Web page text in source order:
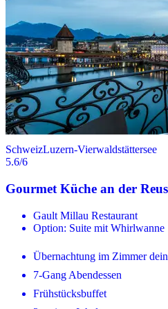
SchweizLuzern-Vierwaldstättersee
5.6/6
Gourmet Küche an der
Gault Millau Restaurant
Option: Suite mit Whirlwanne
Übernachtung im Zimmer
7-Gang Abendessen
Frühstücksbuffet